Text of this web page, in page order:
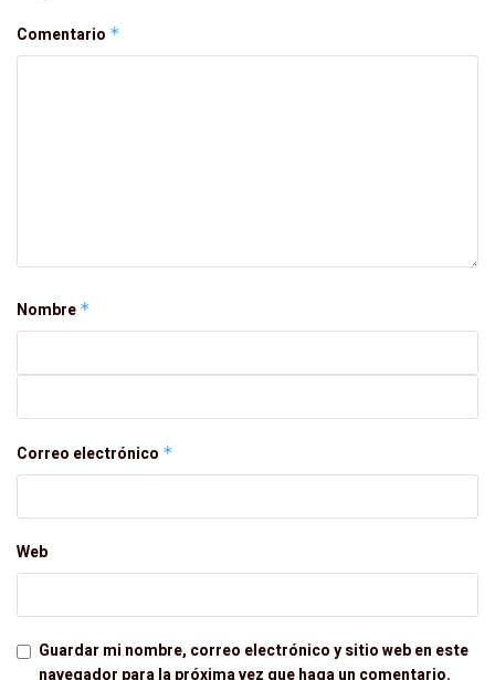
Comentario *
Nombre *
Correo electrónico *
Web
Guardar mi nombre, correo electrónico y sitio web en este
navegador para la próxima vez que haga un comentario.